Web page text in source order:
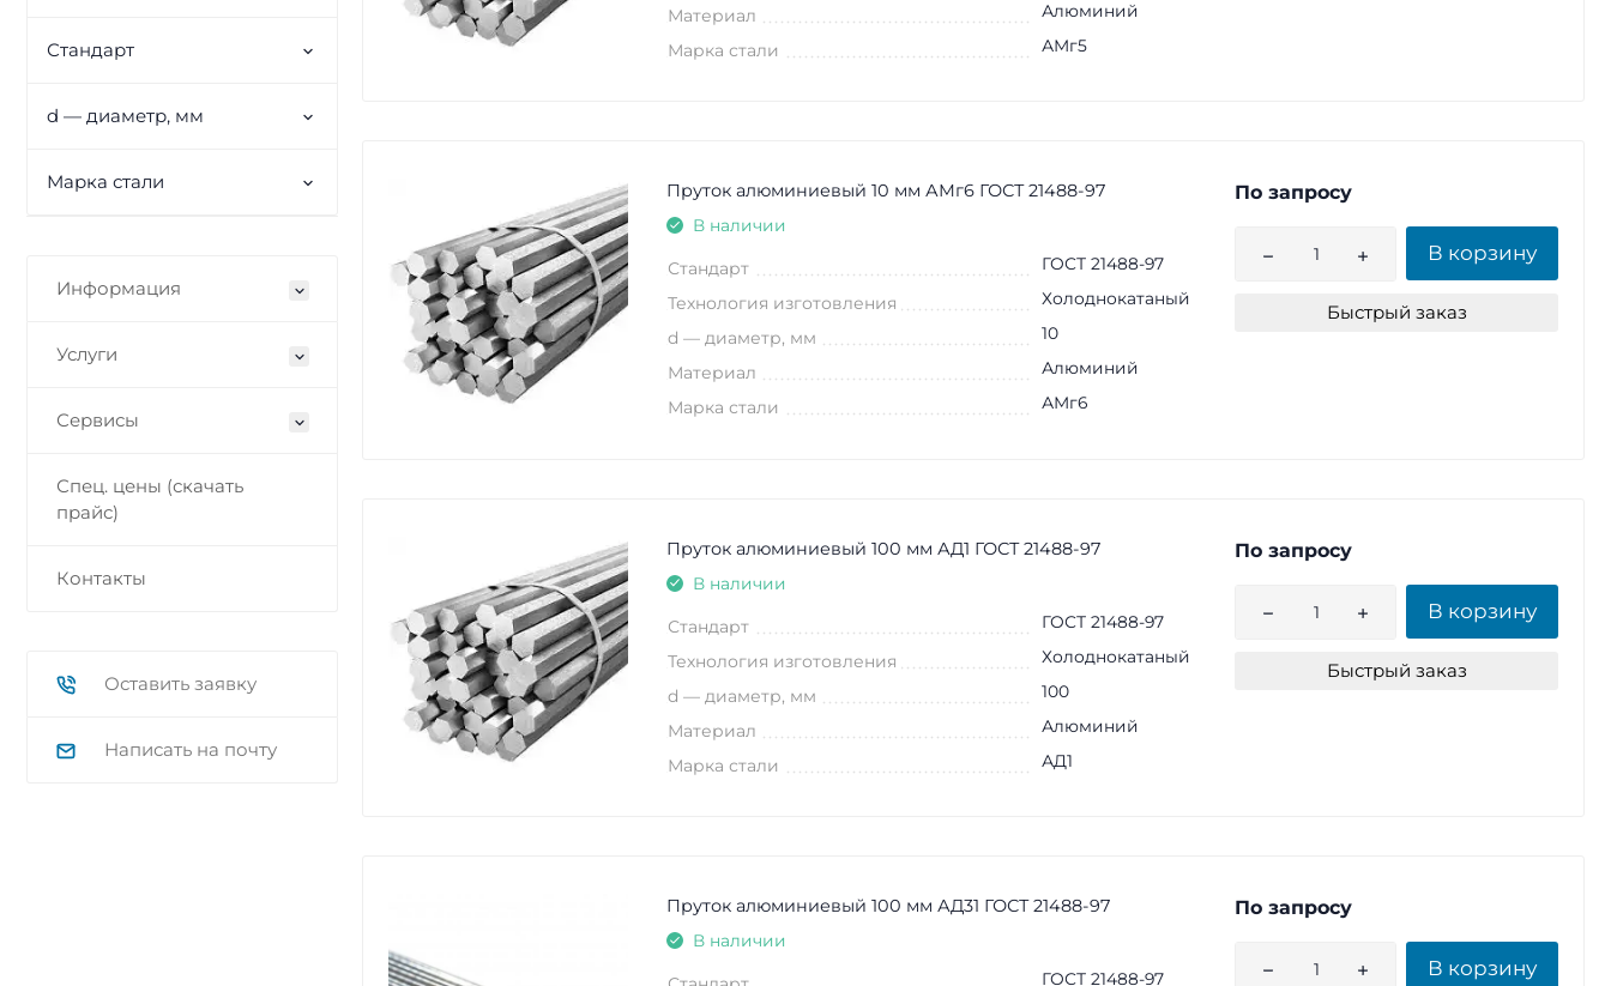
Стандарт
d — диаметр, мм
Марка стали
Информация
Услуги
Сервисы
Спец. цены (скачать
прайс)
Контакты
Оставить заявку
Написать на почту
Материал Алюминий
Марка стали АМг5
Пруток алюминиевый 10 мм АМг6 ГОСТ 21488-97
В наличии
Стандарт ГОСТ 21488-97
Технология изготовления Холоднокатаный
d — диаметр, мм 10
Материал Алюминий
Марка стали АМг6
По запросу
В корзину
Быстрый заказ
Пруток алюминиевый 100 мм АД1 ГОСТ 21488-97
В наличии
Стандарт ГОСТ 21488-97
Технология изготовления Холоднокатаный
d — диаметр, мм 100
Материал Алюминий
Марка стали АД1
По запросу
В корзину
Быстрый заказ
Пруток алюминиевый 100 мм АД31 ГОСТ 21488-97
В наличии
ГОСТ 21488-97
По запросу
В корзину